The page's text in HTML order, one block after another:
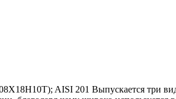
AISI 201 Выпускается три